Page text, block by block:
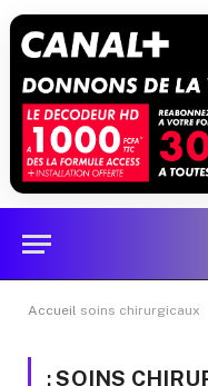
Accueil soins chirurgicaux
:SOINS